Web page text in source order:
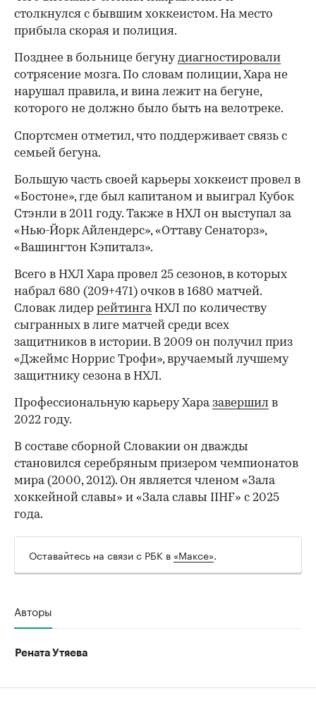
столкнулся с бывшим хоккеистом. На место
прибыла скорая и полиция.
Позднее в больнице бегунудиагностировали
сотрясение мозга. По словам полиции, Хара не
нарушал правила, и вина лежит на бегуне,
которого не должно было быть на велотреке.
00:00 / 00:00
Спортсмен отметил, что поддерживает связь с
семьей бегуна.
Большую часть своей карьеры хоккеист провел в
«Бостоне», где был капитаном и выиграл Кубок
Стэнли в 2011 году. Также в НХЛ он выступал за
«Нью-Йорк Айлендерс», «Оттаву Сенаторз»,
«Вашингтон Кэпиталз».
Всего в НХЛ Хара провел 25 сезонов, в которых
набрал 680 (209+471) очков в 1680 матчей.
Словак лидер рейтингаНХЛ по количеству
сыгранных в лиге матчей среди всех
защитников в истории. В 2009 он получил приз
«Джеймс Норрис Трофи», вручаемый лучшему
защитнику сезона в НХЛ.
Профессиональную карьеру Харазавершил в
2022 году.
В составе сборной Словакии он дважды
становился серебряным призером чемпионатов
мира (2000, 2012). Он является членом «Зала
хоккейной славы» и «Зала славы IIHF» с 2025
года.
Оставайтесь на связи с РБК в «Максе».
Авторы
Рената Утяева